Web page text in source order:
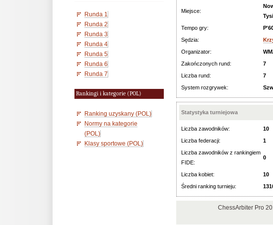
Runda 1
Runda 2
Runda 3
Runda 4
Runda 5
Runda 6
Runda 7
Rankingi i kategorie (POL)
Ranking uzyskany (POL)
Normy na kategorie
(POL)
Klasy sportowe (POL)
Miejsce:
Tempo gry:
Sędzia:
Organizator:
Zakończonych rund:
7
Liczba rund:
7
System rozgrywek:
Statystyka turniejowa
Liczba zawodników:
10
Liczba federacji:
1
Liczba zawodników z rankingiem
FIDE:
0
Liczba kobiet:
10
Średni ranking turnieju:
ChessArbiter Pro